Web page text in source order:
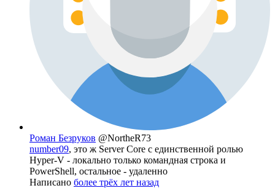
Роман Безруков @NortheR73
number09, это ж Server Core с единственной ролью
Hyper-V - локально только командная строка и
PowerShell, остальное - удаленно
Написано более трёх лет назад